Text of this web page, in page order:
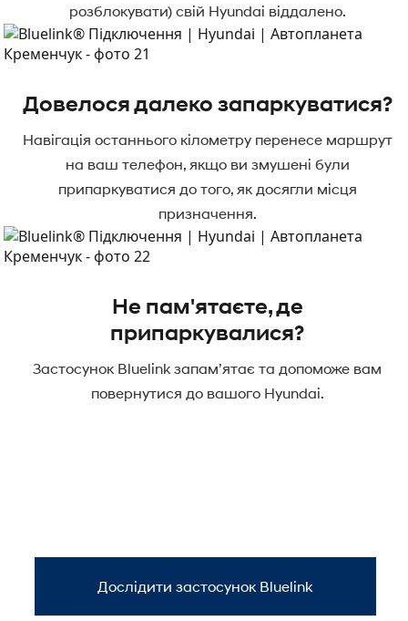
розблокувати) свій Hyundai віддалено.
Довелося далеко запаркуватися?
Навігація останнього кілометру перенесе маршрут
на ваш телефон, якщо ви змушені були
припаркуватися до того, як досягли місця
призначення.
Не пам'ятаєте, де
припаркувалися?
Застосунок Bluelink запам’ятає та допоможе вам
повернутися до вашого Hyundai.
Дослідити застосунок Bluelink